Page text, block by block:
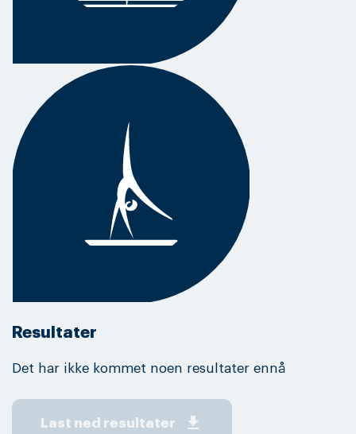
Resultater
Det har ikke kommet noen resultater ennå
Last ned resultater get_app